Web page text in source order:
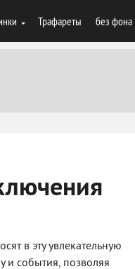
Трафареты без фона
в эту увлекательную
и события, позволяя